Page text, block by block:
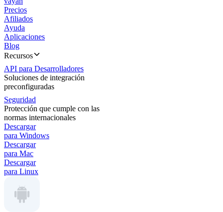
Precios
Afiliados
Ayuda
Aplicaciones
Blog
Recursos
API para Desarrolladores
Soluciones de integración
preconfiguradas
Seguridad
Protección que cumple con las
normas internacionales
Descargar
para Windows
Descargar
para Mac
Descargar
para Linux